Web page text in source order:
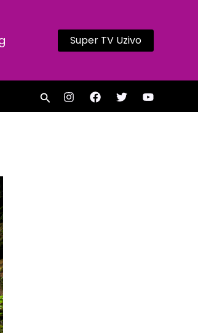
Super TV Uzivo
Search